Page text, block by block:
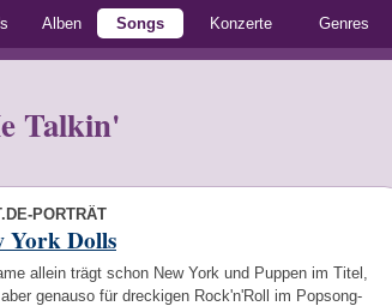
Alben Songs Konzerte Genres
Talkin'
PORTRÄT
York Dolls
allein trägt schon New York und Puppen im Titel,
genauso für dreckigen Rock'n'Roll im Popsong-